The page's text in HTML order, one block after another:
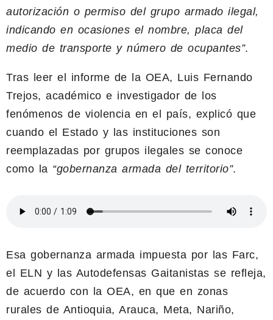
autorización o permiso del grupo armado ilegal,
indicando en ocasiones el nombre, placa del
medio de transporte y número de ocupantes”.
Tras leer el informe de la OEA, Luis Fernando
Trejos, académico e investigador de los
fenómenos de violencia en el país, explicó que
cuando el Estado y las instituciones son
reemplazadas por grupos ilegales se conoce
como la “gobernanza armada del territorio”.
Esa gobernanza armada impuesta por las Farc,
el ELN y las Autodefensas Gaitanistas se refleja,
de acuerdo con la OEA, en que en zonas
rurales de Antioquia, Arauca, Meta, Nariño,